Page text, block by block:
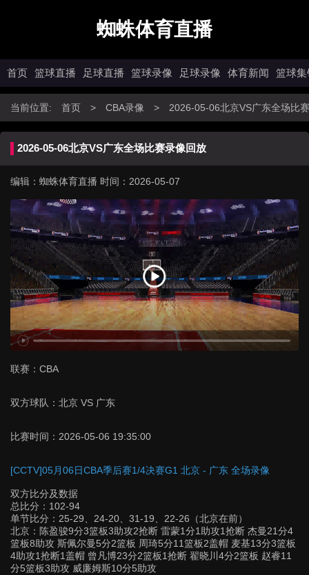
蜘蛛体育直播
首页 篮球直播 足球直播 篮球录像 足球录像 体育新闻 篮球集
当前位置: 首页 > CBA录像 > 2026-05-06北京VS广东全场比
2026-05-06北京VS广东全场比赛录像回放
编辑：蜘蛛体育直播 时间：2026-05-07
联赛： CBA
双方球队： 北京 VS 广东
比赛时间： 2026-05-06 19:35:00
[CCTV]05月06日CBA季后赛1/4决赛G1 北京 - 广东 全场录像
双方比分及数据
总比分：102-94
单节比分：25-29、24-20、31-19、22-26（北京在前）
北京：陈盈骏9分3篮板3助攻2抢断 雷蒙1分1助攻1抢断 杰曼21分4
篮板8助攻 斯佩尔曼5分2篮板 周琦5分11篮板2盖帽 麦基13分3篮板
4助攻1抢断1盖帽 曾凡博23分2篮板1抢断 翟晓川4分2篮板 赵睿11
分5篮板3助攻 威廉姆斯10分5助攻